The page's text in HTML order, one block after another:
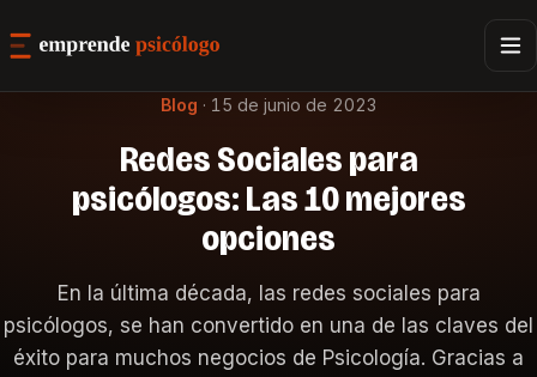
Blog · 15 de junio de 2023
Redes Sociales para
psicólogos: Las 10 mejores
opciones
En la última década, las redes sociales para
psicólogos, se han convertido en una de las claves del
éxito para muchos negocios de Psicología. Gracias a